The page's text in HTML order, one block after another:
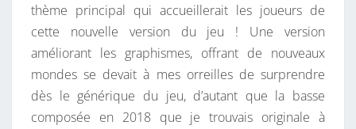
thème principal qui accueillerait les joueurs de
cette nouvelle version du jeu ! Une version
améliorant les graphismes, offrant de nouveaux
mondes se devait à mes orreilles de surprendre
dès le générique du jeu, d’autant que la basse
composée en 2018 que je trouvais originale à